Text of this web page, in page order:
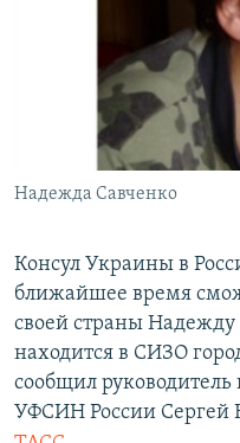
ПОБЕДИТЕЛЕЙ НЕ СУДЯТ?
КРЫМ.НЕПОКОРЕННЫЙ
УКРАИНСКАЯ ПРОБЛЕМА
ПРИСОЕДИНЯЙТЕСЬ!
Все сайты RFE/RL
Надежда Савченко
Консул Украины в
ближайшее время
своей страны Надежду
находится в СИЗО
сообщил руководитель
УФСИН России Сергей